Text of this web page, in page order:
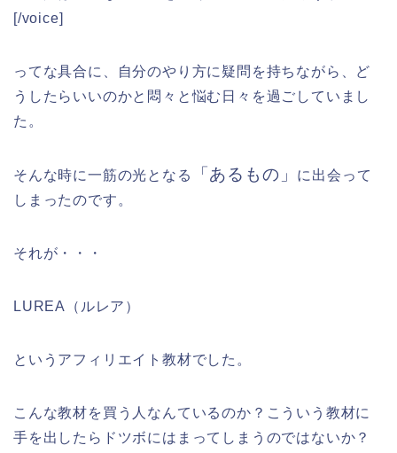
[/voice]
ってな具合に、自分のやり方に疑問を持ちながら、ど
うしたらいいのかと悶々と悩む日々を過ごしていまし
た。
そんな時に一筋の光となる 「あるもの」
に出会って
しまったのです。
それが・・・
LUREA （ルレア）
というアフィリエイト教材でした。
こんな教材を買う人なんているのか？こういう教材に
手を出したらドツボにはまってしまうのではないか？